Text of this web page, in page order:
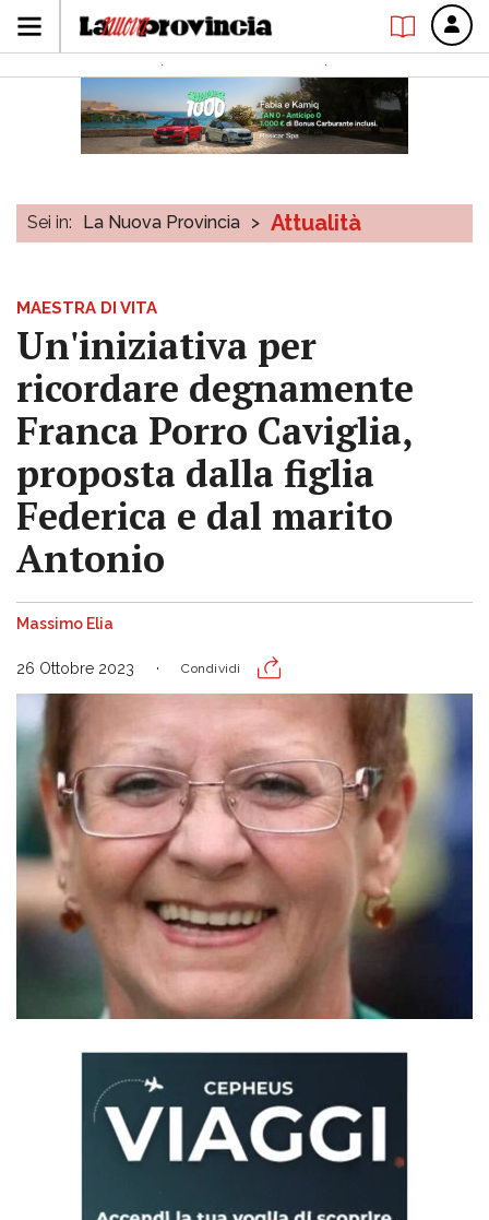
Sei in: La Nuova Provincia > Attualità
MAESTRA DI VITA
Un'iniziativa per
ricordare degnamente
Franca Porro Caviglia,
proposta dalla figlia
Federica e dal marito
Antonio
Massimo Elia
26 Ottobre 2023 Condividi